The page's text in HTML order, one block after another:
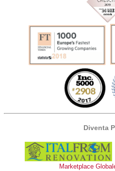
Diventa
Marketplace